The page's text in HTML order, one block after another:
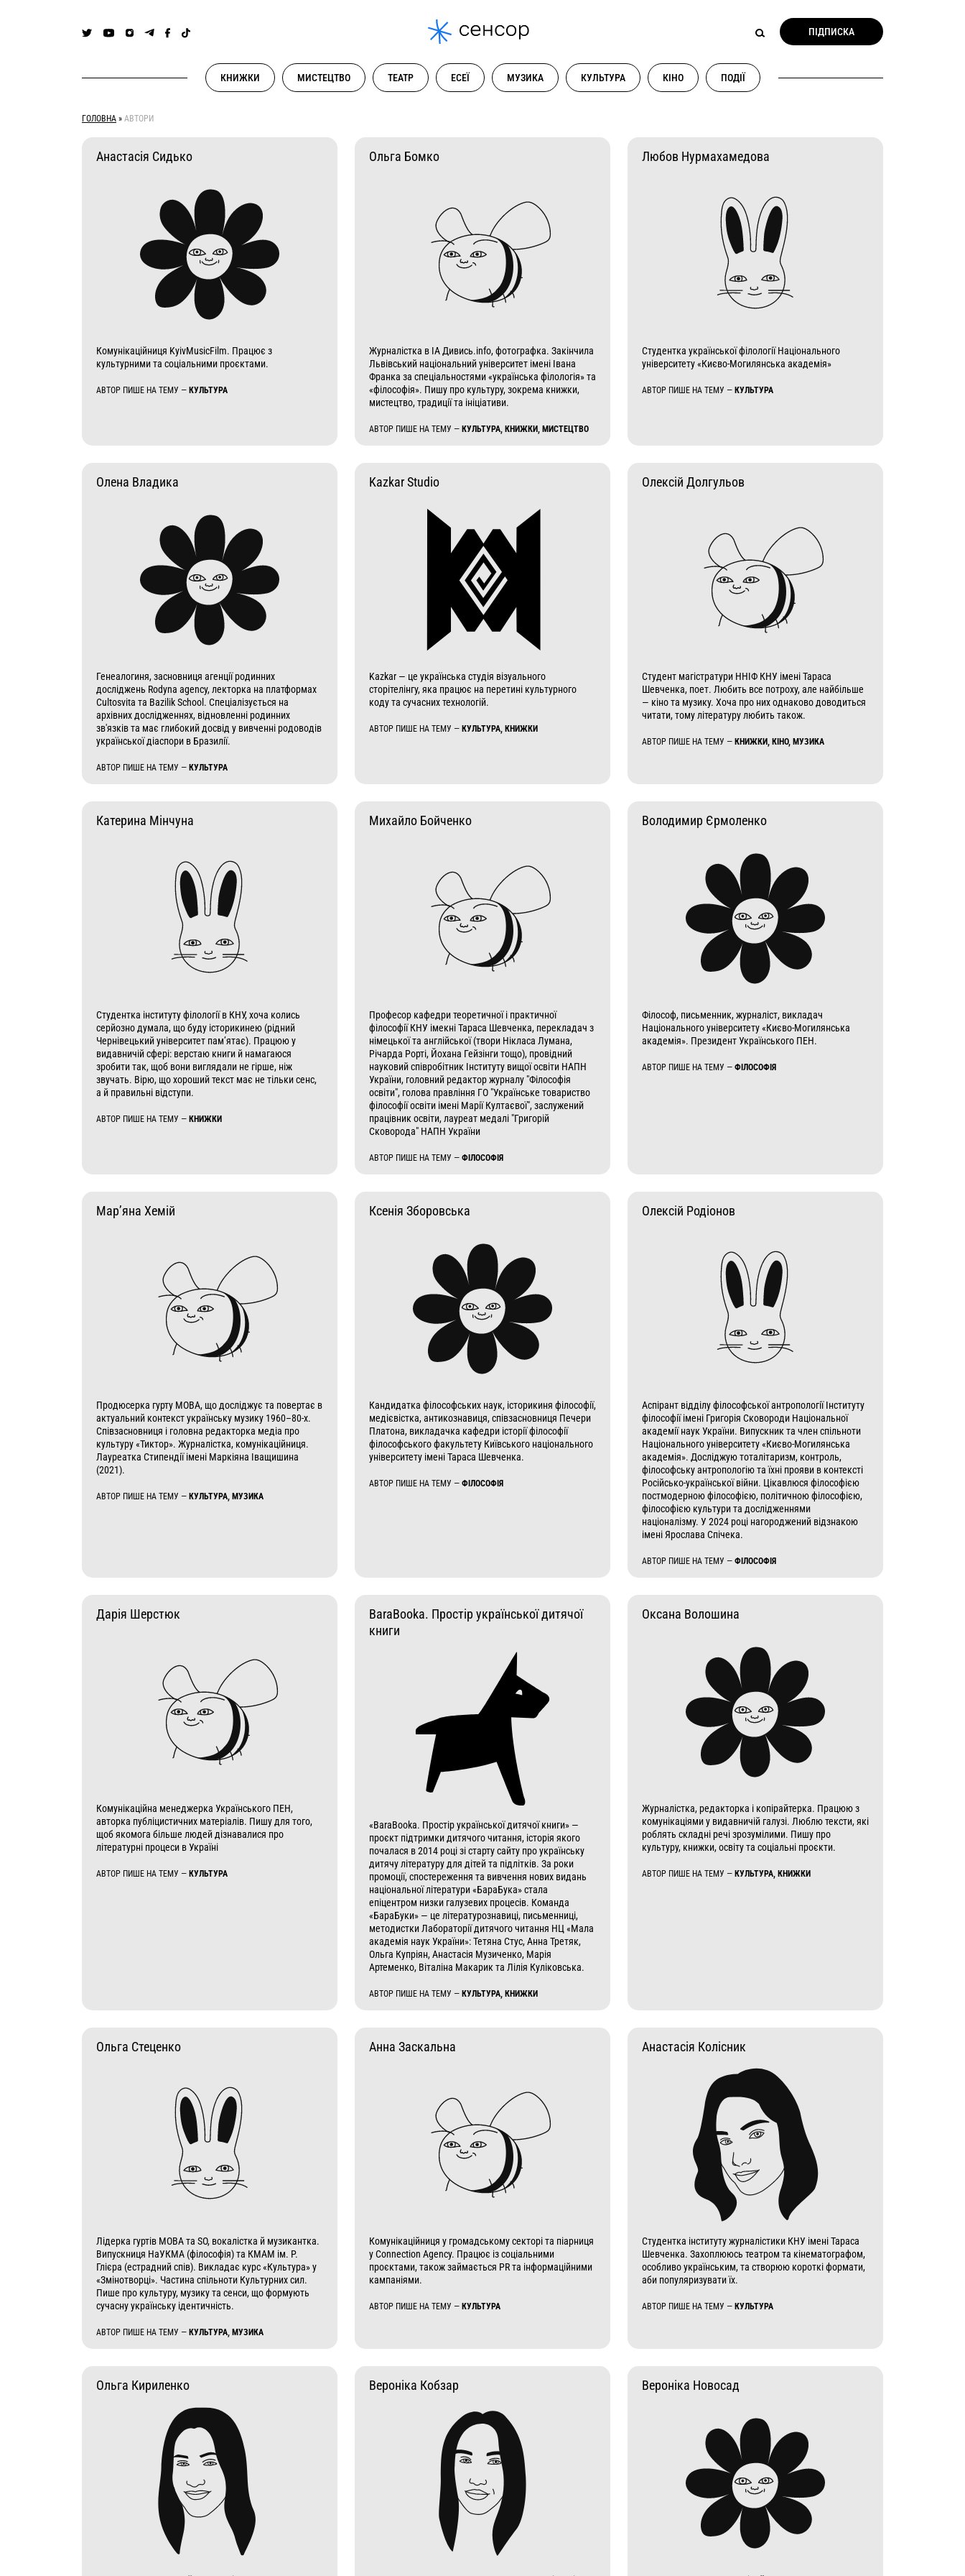
ПІДПИСКА
КНИЖКИ МИСТЕЦТВО ТЕАТР ЕСЕЇ МУЗИКА КУЛЬТУРА КІНО ПОДІЇ
ГОЛОВНА » АВТОРИ
Анастасія Сидько
Комунікаційниця KyivMusicFilm. Працює з
культурними та соціальними проєктами.
АВТОР ПИШЕ НА ТЕМУ — КУЛЬТУРА
Ольга Бомко
Журналістка в ІА Дивись.info, фотографка. Закінчила
Львівський національний університет імені Івана
Франка за спеціальностями «українська філологія» та
«філософія». Пишу про культуру, зокрема книжки,
мистецтво, традиції та ініціативи.
АВТОР ПИШЕ НА ТЕМУ — КУЛЬТУРА, КНИЖКИ, МИСТЕЦТВО
Любов Нурмахамедова
Студентка української філології Національного
університету «Києво-Могилянська академія»
АВТОР ПИШЕ НА ТЕМУ — КУЛЬТУРА
Олена Владика
Генеалогиня, засновниця агенції родинних
досліджень Rodyna agency, лекторка на платформах
Cultosvita та Bazilik School. Спеціалізується на
архівних дослідженнях, відновленні родинних
зв'язків та має глибокий досвід у вивченні родоводів
української діаспори в Бразилії.
АВТОР ПИШЕ НА ТЕМУ — КУЛЬТУРА
Kazkar Studio
Kazkar — це українська студія візуального
сторітелінгу, яка працює на перетині культурного
коду та сучасних технологій.
АВТОР ПИШЕ НА ТЕМУ — КУЛЬТУРА, КНИЖКИ
Олексій Долгульов
Студент магістратури ННІФ КНУ імені Тараса
Шевченка, поет. Любить все потроху, але найбільше
— кіно та музику. Хоча про них однаково доводиться
читати, тому літературу любить також.
АВТОР ПИШЕ НА ТЕМУ — КНИЖКИ, КІНО, МУЗИКА
Катерина Мінчуна
Студентка інституту філології в КНУ, хоча колись
серйозно думала, що буду історикинею (рідний
Чернівецький університет пам’ятає). Працюю у
видавничій сфері: верстаю книги й намагаюся
зробити так, щоб вони виглядали не гірше, ніж
звучать. Вірю, що хороший текст має не тільки сенс,
а й правильні відступи.
АВТОР ПИШЕ НА ТЕМУ — КНИЖКИ
Михайло Бойченко
Професор кафедри теоретичної і практичної
філософії КНУ імекні Тараса Шевченка, перекладач з
німецької та англійської (твори Нікласа Лумана,
Річарда Рорті, Йохана Гейзінги тощо), провідний
науковий співробітник Інституту вищої освіти НАПН
України, головний редактор журналу "Філософія
освіти", голова правління ГО "Українське товариство
філософії освіти імені Марії Култаєвої", заслужений
працівник освіти, лауреат медалі "Григорій
Сковорода" НАПН України
АВТОР ПИШЕ НА ТЕМУ — ФІЛОСОФІЯ
Володимир Єрмоленко
Філософ, письменник, журналіст, викладач
Національного університету «Києво-Могилянська
академія». Президент Українського ПЕН.
АВТОР ПИШЕ НА ТЕМУ — ФІЛОСОФІЯ
Мар’яна Хемій
Продюсерка гурту МОВА, що досліджує та повертає в
актуальний контекст українську музику 1960–80-х.
Співзасновниця і головна редакторка медіа про
культуру «Тиктор». Журналістка, комунікаційниця.
Лауреатка Стипендії імені Маркіяна Іващишина
(2021).
АВТОР ПИШЕ НА ТЕМУ — КУЛЬТУРА, МУЗИКА
Ксенія Зборовська
Кандидатка філософських наук, історикиня філософії,
медієвістка, антикознавиця, співзасновниця Печери
Платона, викладачка кафедри історії філософії
філософського факультету Київського національного
університету імені Тараса Шевченка.
АВТОР ПИШЕ НА ТЕМУ — ФІЛОСОФІЯ
Олексій Родіонов
Аспірант відділу філософської антропології Інституту
філософії імені Григорія Сковороди Національної
академії наук України. Випускник та член спільноти
Національного університету «Києво-Могилянська
академія». Досліджую тоталітаризм, контроль,
філософську антропологію та їхні прояви в контексті
Російсько-української війни. Цікавлюся філософією
постмодерною філософією, політичною філософією,
філософією культури та дослідженнями
націоналізму. У 2024 році нагороджений відзнакою
імені Ярослава Спічека.
АВТОР ПИШЕ НА ТЕМУ — ФІЛОСОФІЯ
Дарія Шерстюк
Комунікаційна менеджерка Українського ПЕН,
авторка публіцистичних матеріалів. Пишу для того,
щоб якомога більше людей дізнавалися про
літературні процеси в Україні
АВТОР ПИШЕ НА ТЕМУ — КУЛЬТУРА
BaraBooka. Простір української дитячої
книги
«BaraBooka. Простір української дитячої книги» —
проєкт підтримки дитячого читання, історія якого
почалася в 2014 році зі старту сайту про українську
дитячу літературу для дітей та підлітків. За роки
промоції, спостереження та вивчення нових видань
національної літератури «БараБука» стала
епіцентром низки галузевих процесів. Команда
«БараБуки» — це літературознавиці, письменниці,
методистки Лабораторії дитячого читання НЦ «Мала
академія наук України»: Тетяна Стус, Анна Третяк,
Ольга Купріян, Анастасія Музиченко, Марія
Артеменко, Віталіна Макарик та Лілія Куліковська.
АВТОР ПИШЕ НА ТЕМУ — КУЛЬТУРА, КНИЖКИ
Оксана Волошина
Журналістка, редакторка і копірайтерка. Працюю з
комунікаціями у видавничій галузі. Люблю тексти, які
роблять складні речі зрозумілими. Пишу про
культуру, книжки, освіту та соціальні проєкти.
АВТОР ПИШЕ НА ТЕМУ — КУЛЬТУРА, КНИЖКИ
Ольга Стеценко
Лідерка гуртів МОВА та SO, вокалістка й музикантка.
Випускниця НаУКМА (філософія) та КМАМ ім. Р.
Глієра (естрадний спів). Викладає курс «Культура» у
«Змінотворці». Частина спільноти Культурних сил.
Пише про культуру, музику та сенси, що формують
сучасну українську ідентичність.
АВТОР ПИШЕ НА ТЕМУ — КУЛЬТУРА, МУЗИКА
Анна Заскальна
Комунікаційниця у громадському секторі та піарниця
у Connection Agency. Працює із соціальними
проєктами, також займається PR та інформаційними
кампаніями.
АВТОР ПИШЕ НА ТЕМУ — КУЛЬТУРА
Анастасія Колісник
Студентка інституту журналістики КНУ імені Тараса
Шевченка. Захоплююсь театром та кінематографом,
особливо українським, та створюю короткі формати,
аби популяризувати їх.
АВТОР ПИШЕ НА ТЕМУ — КУЛЬТУРА
Ольга Кириленко Вероніка Кобзар Вероніка Новосад